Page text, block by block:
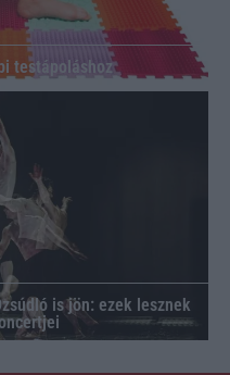
testápoláshoz
is jön: ezek lesznek